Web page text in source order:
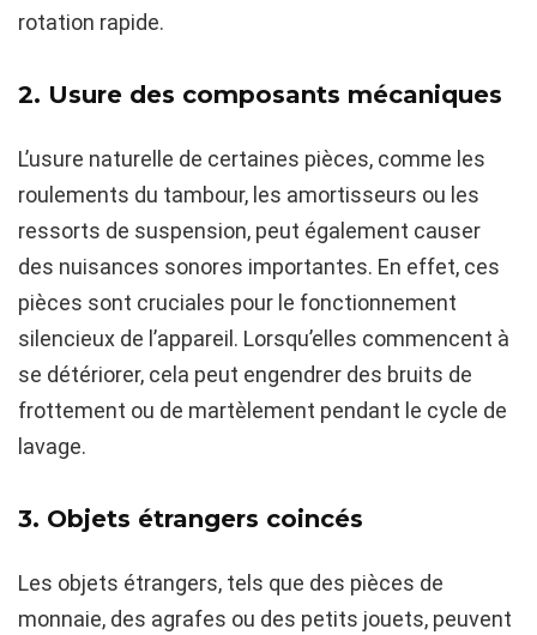
rotation rapide.
2. Usure des composants mécaniques
L’usure naturelle de certaines pièces, comme les
roulements du tambour, les amortisseurs ou les
ressorts de suspension, peut également causer
des nuisances sonores importantes. En effet, ces
pièces sont cruciales pour le fonctionnement
silencieux de l’appareil. Lorsqu’elles commencent à
se détériorer, cela peut engendrer des bruits de
frottement ou de martèlement pendant le cycle de
lavage.
3. Objets étrangers coincés
Les objets étrangers, tels que des pièces de
monnaie, des agrafes ou des petits jouets, peuvent